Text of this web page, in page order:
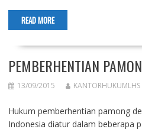
READ MORE
PEMBERHENTIAN
13/09/2015 KANTORHUKUMLHS
Hukum pemberhentian pamong
Indonesia diatur dalam beberapa